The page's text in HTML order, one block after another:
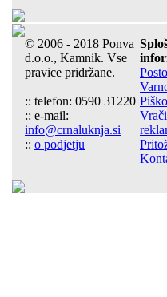
© 2006 - 2018 Ponva
d.o.o., Kamnik. Vse
pravice pridržane.
:: telefon: 0590 31220
:: e-mail:
info@crnaluknja.si
:: o podjetju